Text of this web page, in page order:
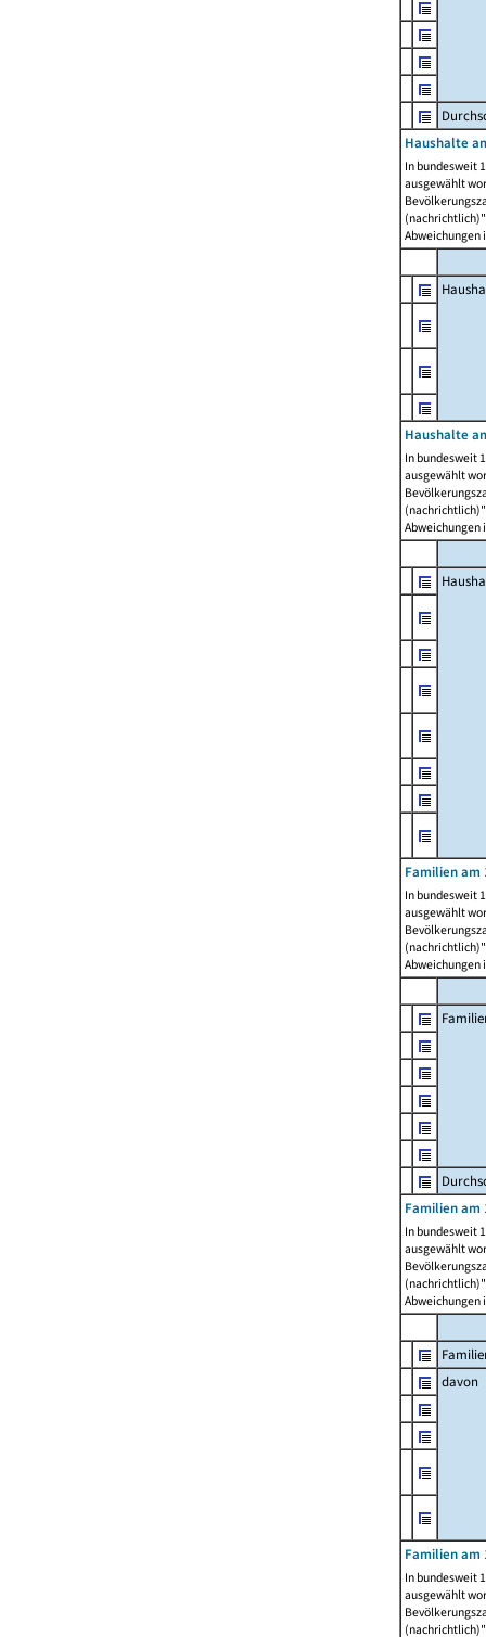
Haushalte
In bundesweit
ausgewählt
Abweichungen
Haushalte
In bundesweit
ausgewählt
Abweichungen
Familien am
In bundesweit
ausgewählt
Abweichungen
Familien am
In bundesweit
ausgewählt
Abweichungen
davon
Familien am
In bundesweit
ausgewählt